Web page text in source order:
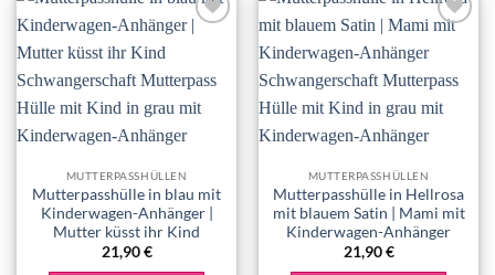
Add to
MUTTERPASSHÜLLEN
Mutterpasshülle in blau mit
Kinderwagen-Anhänger |
Mutter küsst ihr Kind
21,90€
wishlist
MUTTERPASSHÜLLEN
Mutterpasshülle in Hellrosa
mit blauem Satin | Mami mit
Kinderwagen-Anhänger
21,90€